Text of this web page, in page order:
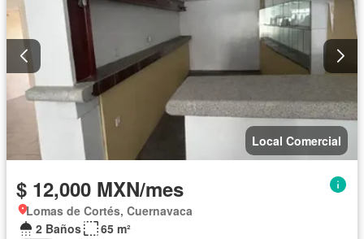
Local Comercial
$ 12,000 MXN/mes
Lomas de Cortés, Cuernavaca
2 Baños
65 m²